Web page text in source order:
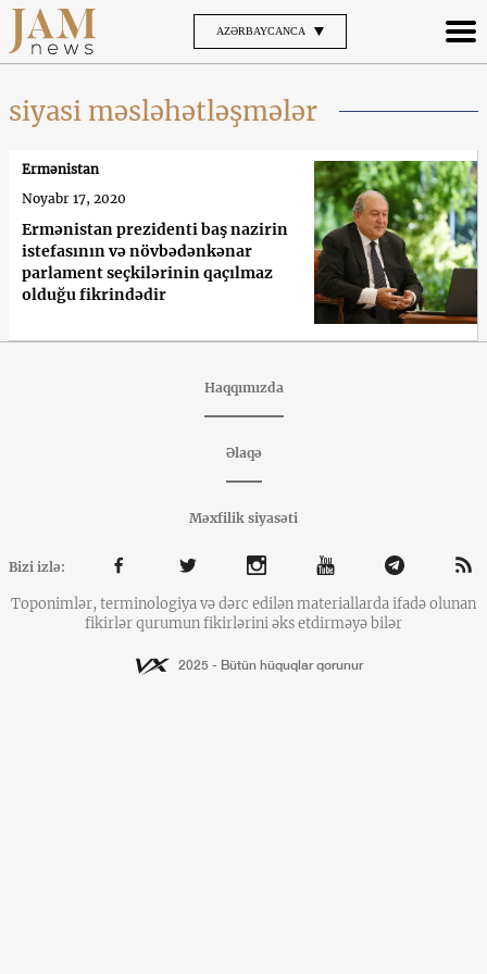
AZƏRBAYCANCA
siyasi məsləhətləşmələr
Ermənistan prezidenti baş nazirin
istefasının və növbədənkənar
parlament seçkilərinin qaçılmaz
olduğu fikrindədir
Ermənistan
Noyabr 17, 2020
Haqqımızda
Əlaqə
Məxfilik siyasəti
Bizi izlə:
Toponimlər, terminologiya və dərc edilən materiallarda ifadə olunan
fikirlər qurumun fikirlərini əks etdirməyə bilər
2025 - Bütün hüquqlar qorunur